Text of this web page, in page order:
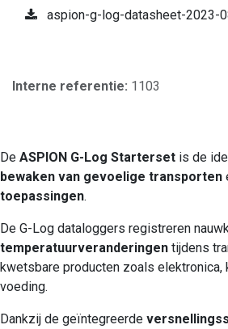
aspion-g-log-datasheet-2023-
Interne referentie: 1103
De ASPION G-Log Starterset is de
bewaken van gevoelige transporten
toepassingen.
De G-Log dataloggers registreren
temperatuurveranderingen tijdens
kwetsbare producten zoals elektronica,
voeding.
Dankzij de geïntegreerde